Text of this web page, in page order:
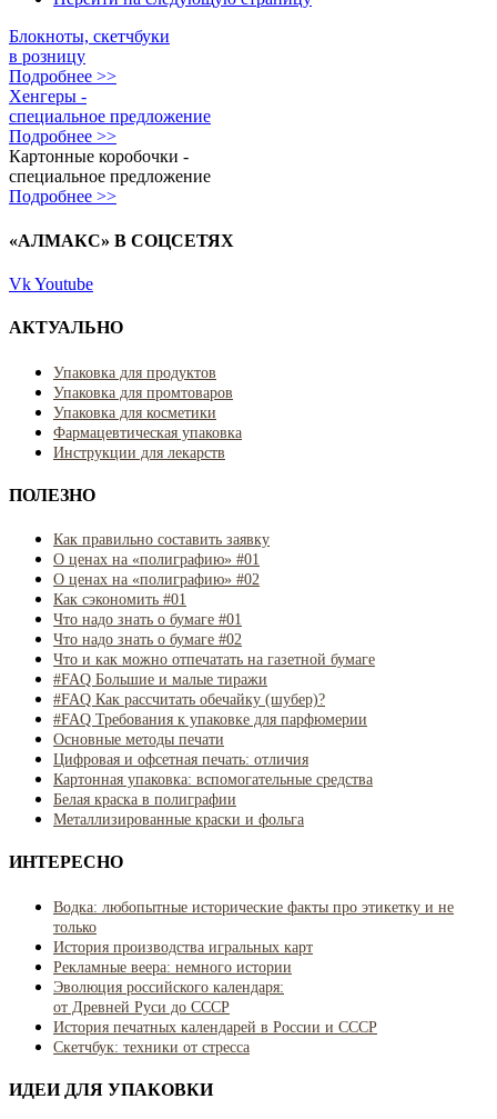
Блокноты, скетчбуки
в розницу
Подробнее >>
Хенгеры -
специальное предложение
Подробнее >>
Картонные коробочки -
специальное предложение
Подробнее >>
«АЛМАКС» В СОЦСЕТЯХ
VkYoutube
АКТУАЛЬНО
Упаковка для продуктов
Упаковка для промтоваров
Упаковка для косметики
Фармацевтическая упаковка
Инструкции для лекарств
ПОЛЕЗНО
Как правильно составить заявку
О ценах на «полиграфию» #01
О ценах на «полиграфию» #02
Как сэкономить #01
Что надо знать о бумаге #01
Что надо знать о бумаге #02
Что и как можно отпечатать на газетной бумаге
#FAQ Большие и малые тиражи
#FAQ Как рассчитать обечайку (шубер)?
#FAQ Требования к упаковке для парфюмерии
Основные методы печати
Цифровая и офсетная печать: отличия
Картонная упаковка: вспомогательные средства
Белая краска в полиграфии
Металлизированные краски и фольга
ИНТЕРЕСНО
Водка: любопытные исторические факты про этикетку и не
только
История производства игральных карт
Рекламные веера: немного истории
Эволюция российского календаря:
от Древней Руси до СССР
История печатных календарей в России и СССР
Скетчбук: техники от стресса
ИДЕИ ДЛЯ УПАКОВКИ